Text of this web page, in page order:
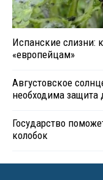
Испанские слизни:
«европейцам»
Августовское
необходима защита
Государство
колобок